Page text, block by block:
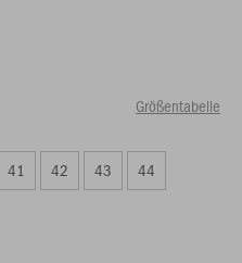
Größentabelle
41 42 43 44